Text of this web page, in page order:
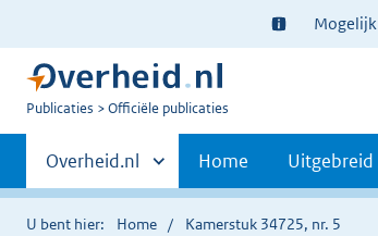
Ter
informatie:
Mogelijk
U
Publicaties Officiële publicaties
Primaire
navigatie
Andere
sites
binnen
Overheid.nl Home Uitgebreid
U bent hier: Home Kamerstuk 34725, nr. 5